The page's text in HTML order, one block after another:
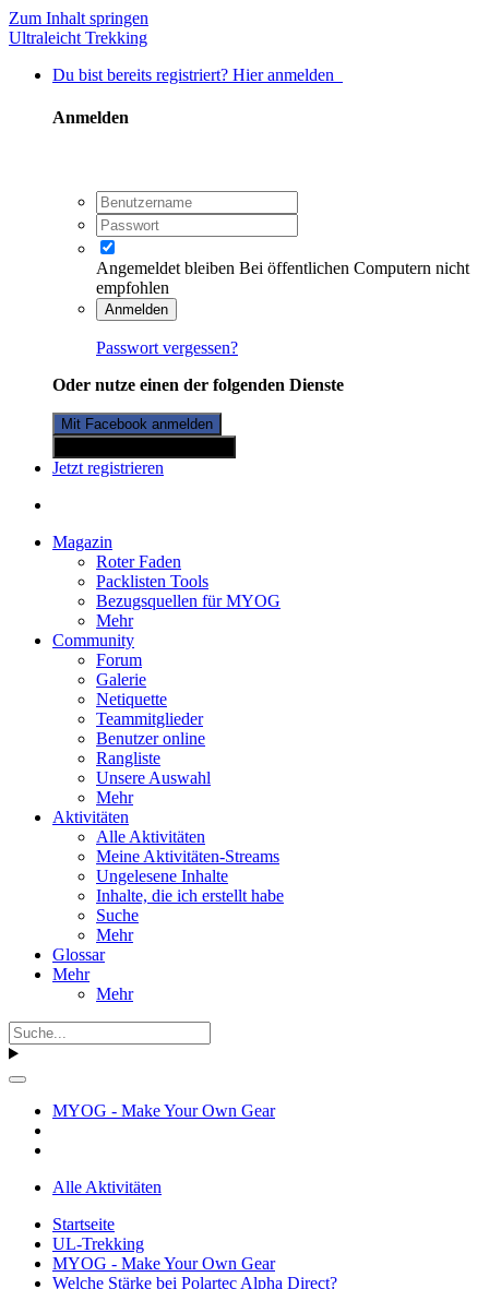
Zum Inhalt springen
Ultraleicht Trekking
Du bist bereits registriert? Hier anmelden
Anmelden
Angemeldet bleiben Bei öffentlichen Computern nicht
empfohlen
Anmelden
Passwort vergessen?
Oder nutze einen der folgenden Dienste
Mit Facebook anmelden
Jetzt registrieren
Magazin
Roter Faden
Packlisten Tools
Bezugsquellen für MYOG
Mehr
Community
Forum
Galerie
Netiquette
Teammitglieder
Benutzer online
Rangliste
Unsere Auswahl
Mehr
Aktivitäten
Alle Aktivitäten
Meine Aktivitäten-Streams
Ungelesene Inhalte
Inhalte, die ich erstellt habe
Suche
Mehr
Glossar
Mehr
Mehr
MYOG - Make Your Own Gear
Alle Aktivitäten
Startseite
UL-Trekking
MYOG - Make Your Own Gear
Welche Stärke bei Polartec Alpha Direct?